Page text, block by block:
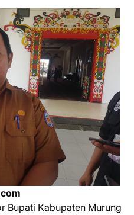
Bupati Kabupaten Murung